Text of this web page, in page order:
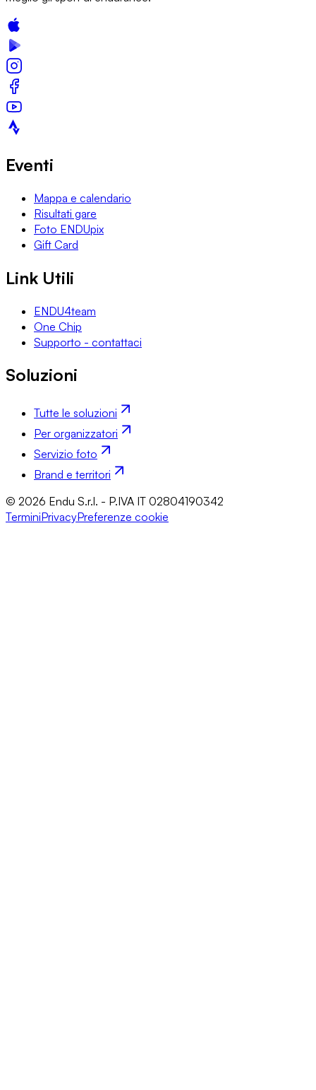
Eventi
Mappa e calendario
Risultati gare
Foto ENDUpix
Gift Card
Link Utili
ENDU4team
One Chip
Supporto - contattaci
Soluzioni
Tutte le soluzioni
Per organizzatori
Servizio foto
Brand e territori
© 2026 Endu S.r.l. - P.IVA IT 02804190342
TerminiPrivacyPreferenze cookie